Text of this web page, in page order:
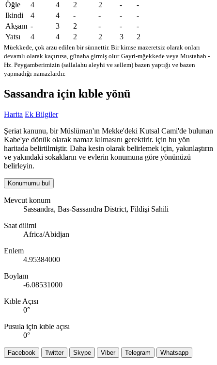
Öğle
4 4 2 2 -
-
Ikindi
4 4 - - -
-
Akşam - 3 2 - -
-
Yatsı
4 4 2 2 3 2
Müekkede, çok arzu edilen bir sünnettir. Bir kimse mazeretsiz olarak onları
devamlı olarak kaçırırsa, günaha girmiş olur Gayri-mğekkede veya Mustahab -
Hz. Peygamberimizin (sallalahu aleyhi ve sellem) bazen yaptığı ve bazen
yapmadığı namazlardır.
Sassandra için kıble yönü
Harita Ek Bilgiler
Şeriat kanunu, bir Müslüman'ın Mekke'deki Kutsal Cami'de bulunan
Kabe'ye dönük olarak namaz kılmasını gerektirir. için bu yön
haritada belirtilmiştir. Daha kesin olarak belirlemek için, yakınlaştırın
ve yakındaki sokakların ve evlerin konumuna göre yönünüzü
belirleyin.
Konumumu bul
Mevcut konum
Sassandra, Bas-Sassandra District, Fildişi Sahili
Saat dilimi
Africa/Abidjan
Enlem
4.95384000
Boylam
-6.08531000
Kıble Açısı
0°
Pusula için kıble açısı
0°
Facebook Twitter Skype Viber Telegram Whatsapp